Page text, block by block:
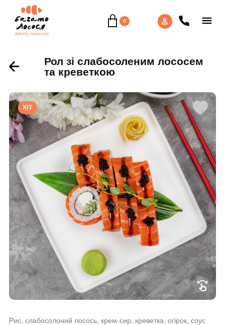
0
Рол зі слабосоленим лососем
та креветкою
swipe
ХIТ
Рис, слабосолоний лосось, крем-сир, креветка, огірок, соус